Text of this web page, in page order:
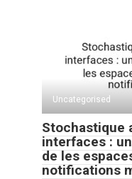
Uncategorised
Stochastique
interfaces :
de les
notifications